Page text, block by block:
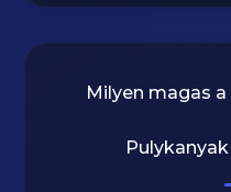
Milyen magas
Pulykanyak